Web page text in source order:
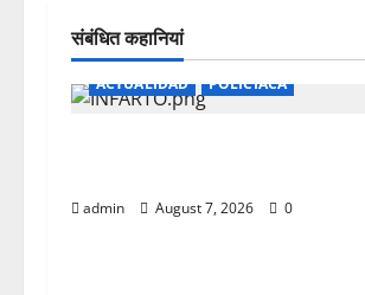
संबंधित कहानियां
ACTUALIDAD POLICIACA
admin August 7, 2026 0